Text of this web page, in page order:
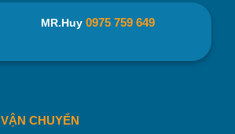
MR.Huy 0975 759 649
VẬN CHUYỂN